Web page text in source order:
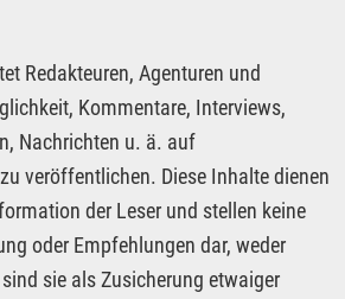
Redakteuren, Agenturen und
Kommentare, Interviews,
Nachrichten u. ä. auf
veröffentlichen. Diese Inhalte dienen
der Leser und stellen keine
oder Empfehlungen dar, weder
sie als Zusicherung etwaiger